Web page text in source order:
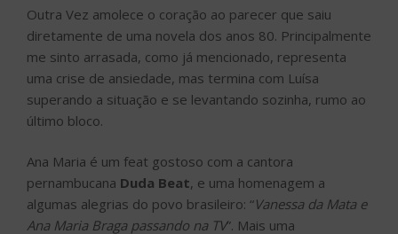
Outra Vez amolece o coração ao parecer que saiu
diretamente de uma novela dos anos 80. Principalmente
me sinto arrasada, como já mencionado, representa
uma crise de ansiedade, mas termina com Luísa
superando a situação e se levantando sozinha, rumo ao
último bloco.
Ana Maria é um feat gostoso com a cantora
pernambucana Duda Beat, e uma homenagem a
algumas alegrias do povo brasileiro: “Vanessa da Mata e
Ana Maria Braga passando na TV”. Mais uma